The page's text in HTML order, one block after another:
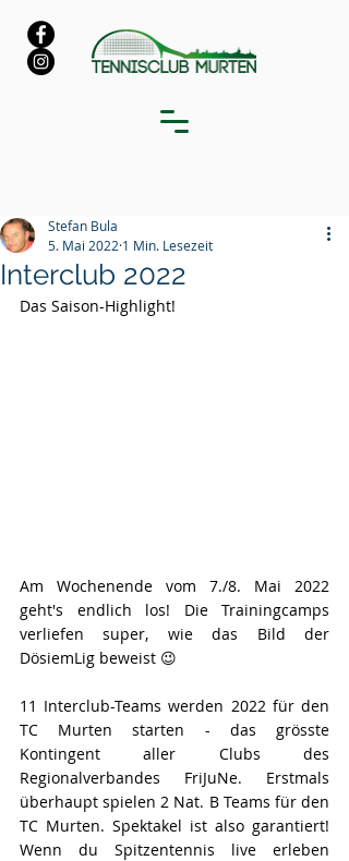
Interclub 2022
Stefan Bula
5. Mai 2022 1 Min. Lesezeit
Das Saison-Highlight!
​Am Wochenende vom 7./8. Mai 2022
geht's endlich los! Die Trainingcamps
verliefen super, wie das Bild der
DösiemLig beweist 😉
11 Interclub-Teams werden 2022 für den
TC Murten starten - das grösste
Kontingent aller Clubs des
Regionalverbandes FriJuNe. Erstmals
überhaupt spielen 2 Nat. B Teams für den
TC Murten. Spektakel ist also garantiert!
Wenn du Spitzentennis live erleben